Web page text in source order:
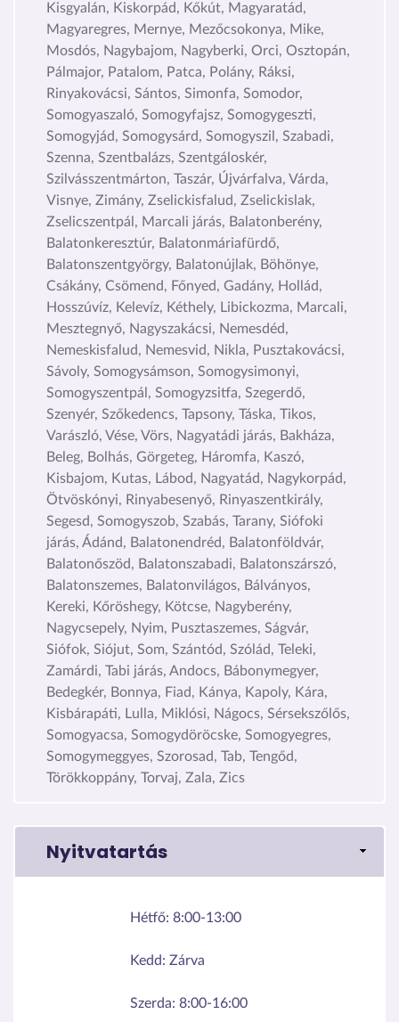
Kisgyalán, Kiskorpád, Kőkút, Magyaratád,
Magyaregres, Mernye, Mezőcsokonya, Mike,
Mosdós, Nagybajom, Nagyberki, Orci, Osztopán,
Pálmajor, Patalom, Patca, Polány, Ráksi,
Rinyakovácsi, Sántos, Simonfa, Somodor,
Somogyaszaló, Somogyfajsz, Somogygeszti,
Somogyjád, Somogysárd, Somogyszil, Szabadi,
Szenna, Szentbalázs, Szentgáloskér,
Szilvásszentmárton, Taszár, Újvárfalva, Várda,
Visnye, Zimány, Zselickisfalud, Zselickislak,
Zselicszentpál, Marcali járás, Balatonberény,
Balatonkeresztúr, Balatonmáriafürdő,
Balatonszentgyörgy, Balatonújlak, Böhönye,
Csákány, Csömend, Főnyed, Gadány, Hollád,
Hosszúvíz, Kelevíz, Kéthely, Libickozma, Marcali,
Mesztegnyő, Nagyszakácsi, Nemesdéd,
Nemeskisfalud, Nemesvid, Nikla, Pusztakovácsi,
Sávoly, Somogysámson, Somogysimonyi,
Somogyszentpál, Somogyzsitfa, Szegerdő,
Szenyér, Szőkedencs, Tapsony, Táska, Tikos,
Varászló, Vése, Vörs, Nagyatádi járás, Bakháza,
Beleg, Bolhás, Görgeteg, Háromfa, Kaszó,
Kisbajom, Kutas, Lábod, Nagyatád, Nagykorpád,
Ötvöskónyi, Rinyabesenyő, Rinyaszentkirály,
Segesd, Somogyszob, Szabás, Tarany, Siófoki
járás, Ádánd, Balatonendréd, Balatonföldvár,
Balatonőszöd, Balatonszabadi, Balatonszárszó,
Balatonszemes, Balatonvilágos, Bálványos,
Kereki, Kőröshegy, Kötcse, Nagyberény,
Nagycsepely, Nyim, Pusztaszemes, Ságvár,
Siófok, Siójut, Som, Szántód, Szólád, Teleki,
Zamárdi, Tabi járás, Andocs, Bábonymegyer,
Bedegkér, Bonnya, Fiad, Kánya, Kapoly, Kára,
Kisbárapáti, Lulla, Miklósi, Nágocs, Sérsekszőlős,
Somogyacsa, Somogydöröcske, Somogyegres,
Somogymeggyes, Szorosad, Tab, Tengőd,
Törökkoppány, Torvaj, Zala, Zics
Nyitvatartás
Hétfő: 8:00-13:00
Kedd: Zárva
Szerda: 8:00-16:00